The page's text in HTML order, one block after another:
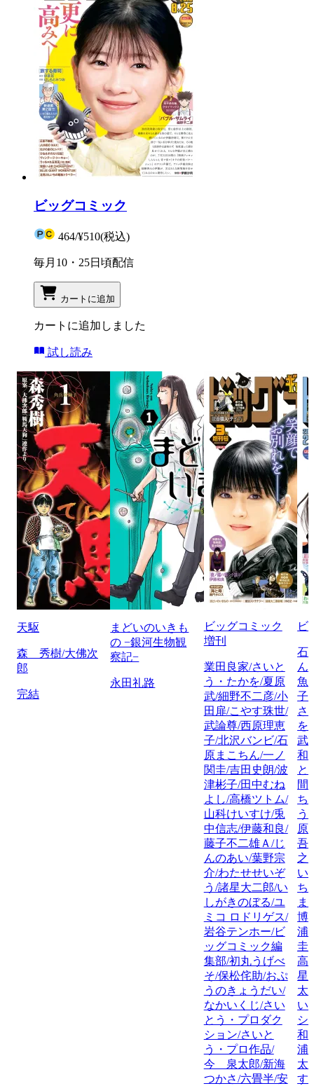
ビッグコミック
464/¥510(税込)
毎月10・25日頃配信
カートに追加
カートに追加しました
試し読み
天駆
森 秀樹/大佛次
郎
完結
まどいのいきも
の −銀河生物観
察記−
永田礼路
ビッグコミック
増刊
業田良家/さいと
う・たかを/夏原
武/細野不二彦/小
田扉/こやす珠世/
武論尊/西原理恵
子/北沢バンビ/石
原まこちん/一ノ
関圭/吉田史朗/波
津彬子/田中むね
よし/高橋ツトム/
山科けいすけ/兎
中信志/伊藤和良/
藤子不二雄Ａ/じ
んのあい/葉野宗
介/わたせせいぞ
う/諸星大二郎/い
しがきのぼる/ユ
ミコ ロドリゲス/
岩谷テンホー/ビ
ッグコミック編
集部/初丸うげべ
そ/保松侘助/おぷ
うのきょうだい/
なかいくじ/さい
とう・プロダク
ション/さいと
う・プロ作品/
今 泉太郎/新海
つかさ/六畳半/安
ビ
石
ん
魚
子
さ
を
武/
和
と
間
ち
う
原
吾/
之
い
ち
ま
博/
浦
圭/
高
星/
太
い
シ
和
浦
太
す